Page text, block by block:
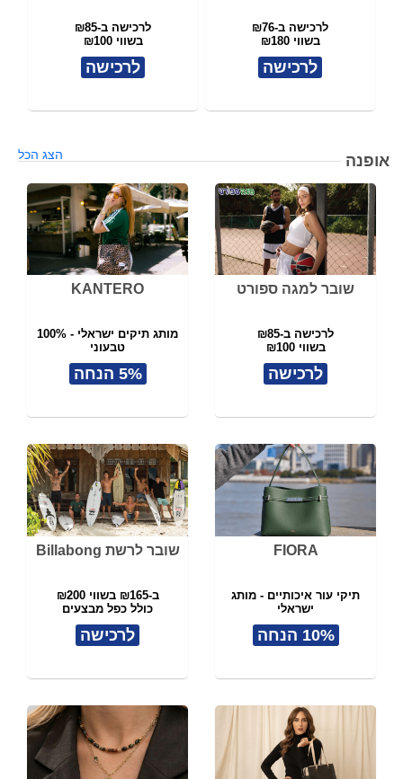
לרכישה ב-₪76
בשווי ₪180
לרכישה
לרכישה ב-₪85
בשווי ₪100
לרכישה
אופנה הצג הכל
שובר למגה ספורט
לרכישה ב-₪85
בשווי ₪100
לרכישה
KANTERO
מותג תיקים ישראלי - 100%
טבעוני
תל אביב
5% הנחה
FIORA
תיקי עור איכותיים - מותג
ישראלי
10% הנחה
שובר לרשת Billabong
ב-₪165 בשווי ₪200
כולל כפל מבצעים
לרכישה